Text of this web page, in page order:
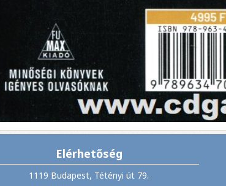
Elérhetőség
1119 Budapest, Tétényi út 79.